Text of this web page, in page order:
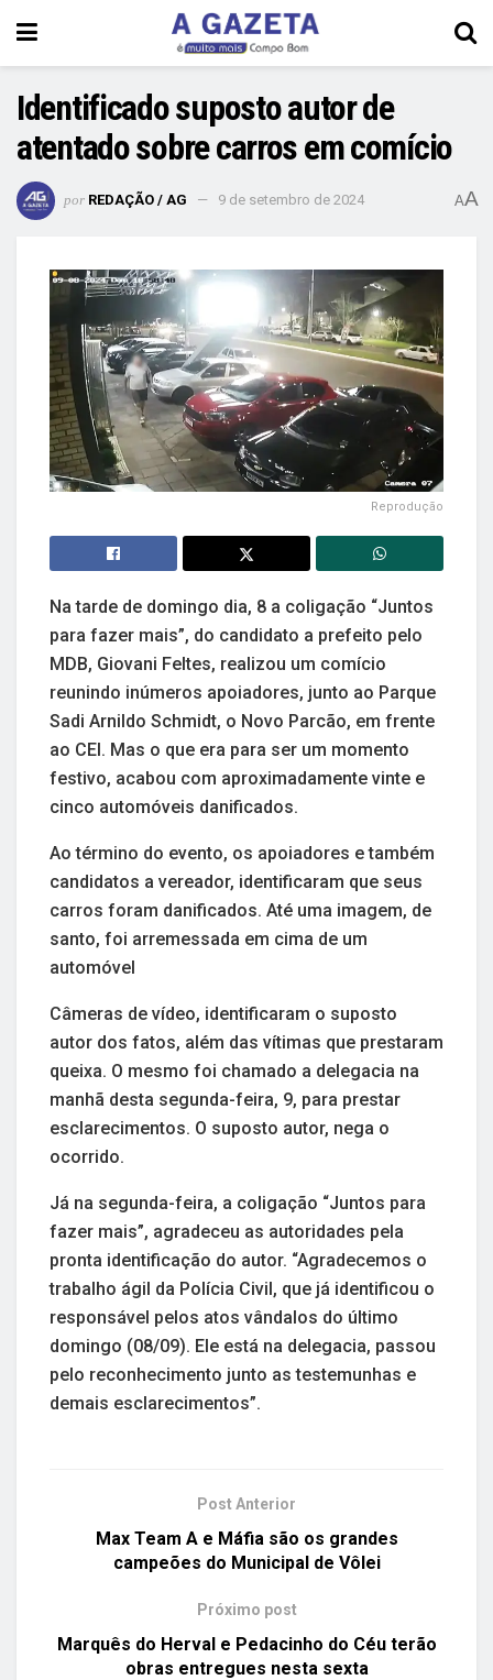
Identificado suposto autor de
atentado sobre carros em comício
por REDAÇÃO / AG 9 de setembro de 2024 AA
Reprodução
Na tarde de domingo dia, 8 a coligação “Juntos
para fazer mais”, do candidato a prefeito pelo
MDB, Giovani Feltes, realizou um comício
reunindo inúmeros apoiadores, junto ao Parque
Sadi Arnildo Schmidt, o Novo Parcão, em frente
ao CEI. Mas o que era para ser um momento
festivo, acabou com aproximadamente vinte e
cinco automóveis danificados.
Ao término do evento, os apoiadores e também
candidatos a vereador, identificaram que seus
carros foram danificados. Até uma imagem, de
santo, foi arremessada em cima de um
automóvel
Câmeras de vídeo, identificaram o suposto
autor dos fatos, além das vítimas que prestaram
queixa. O mesmo foi chamado a delegacia na
manhã desta segunda-feira, 9, para prestar
esclarecimentos. O suposto autor, nega o
ocorrido.
Já na segunda-feira, a coligação “Juntos para
fazer mais”, agradeceu as autoridades pela
pronta identificação do autor. “Agradecemos o
trabalho ágil da Polícia Civil, que já identificou o
responsável pelos atos vândalos do último
domingo (08/09). Ele está na delegacia, passou
pelo reconhecimento junto as testemunhas e
demais esclarecimentos”.
Post Anterior
Max Team A e Máfia são os grandes
campeões do Municipal de Vôlei
Próximo post
Marquês do Herval e Pedacinho do Céu terão
obras entregues nesta sexta